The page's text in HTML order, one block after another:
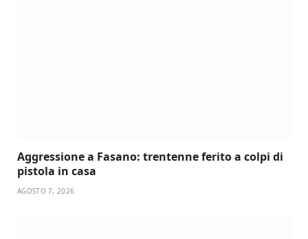
Aggressione a Fasano: trentenne ferito a colpi di
pistola in casa
AGOSTO 7, 2026